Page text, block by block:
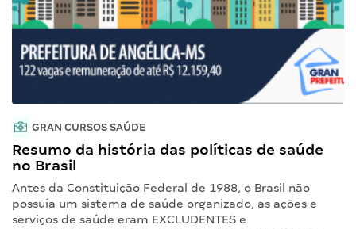
GRAN CURSOS SAÚDE
Resumo da história das políticas de saúde
no Brasil
Antes da Constituição Federal de 1988, o Brasil não
possuía um sistema de saúde organizado, as ações e
serviços de saúde eram EXCLUDENTES e